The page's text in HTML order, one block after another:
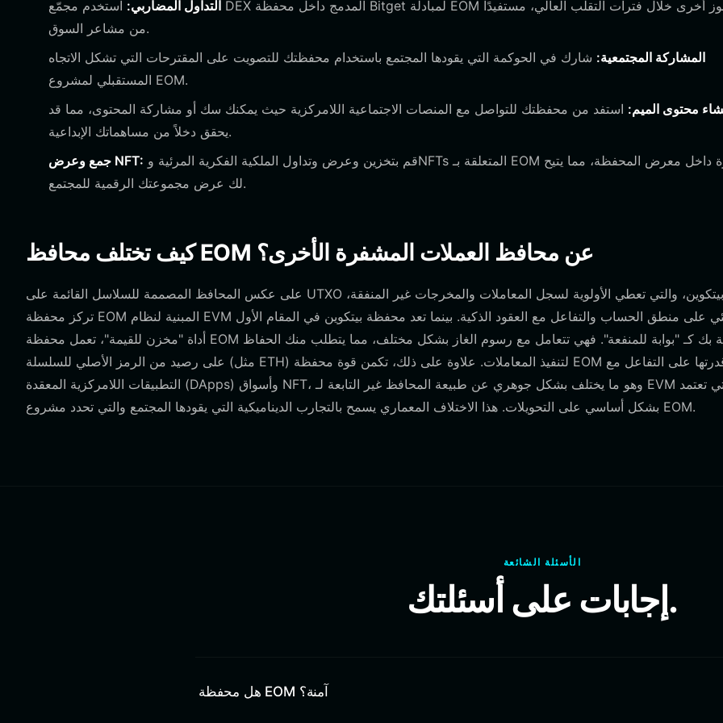
التداول المضاربي: استخدم مجمّع DEX المدمج داخل محفظة Bitget لمبادلة EOM مع رموز أخرى خلال فترات التقلب العالي، مستفيدًا
من مشاعر السوق.
المشاركة المجتمعية: شارك في الحوكمة التي يقودها المجتمع باستخدام محفظتك للتصويت على المقترحات التي تشكل الاتجاه
المستقبلي لمشروع EOM.
محتوى الميم: استفد من محفظتك للتواصل مع المنصات الاجتماعية اللامركزية حيث يمكنك سك أو مشاركة المحتوى، مما قد
يحقق دخلاً من مساهماتك الإبداعية.
جمع وعرض NFT:
لك عرض مجموعتك الرقمية للمجتمع.
كيف تختلف محافظ EOM عن محافظ العملات المشفرة الأخرى؟
على عكس المحافظ المصممة للسلاسل القائمة على UTXO مثل بيتكوين، والتي تعطي الأولوية لسجل المعاملات والمخرجات غير المنفقة،
تركز محفظة EOM المبنية لنظام EVM البيئي على منطق الحساب والتفاعل مع العقود الذكية. بينما تعد محفظة بيتكوين في المقام الأول
أداة "مخزن للقيمة"، تعمل محفظة EOM الخاصة بك كـ "بوابة للمنفعة". فهي تتعامل مع رسوم الغاز بشكل مختلف، مما يتطلب منك الحفاظ
على رصيد من الرمز الأصلي للسلسلة (مثل ETH) لتنفيذ المعاملات. علاوة على ذلك، تكمن قوة محفظة EOM في قدرتها على التفاعل مع
التطبيقات اللامركزية المعقدة (DApps) وأسواق NFT، وهو ما يختلف بشكل جوهري عن طبيعة المحافظ غير التابعة لـ EVM التي تعتمد
بشكل أساسي على التحويلات. هذا الاختلاف المعماري يسمح بالتجارب الديناميكية التي يقودها المجتمع والتي تحدد مشروع EOM.
الأسئلة الشائعة
إجابات على أسئلتك.
هل محفظة EOM آمنة؟